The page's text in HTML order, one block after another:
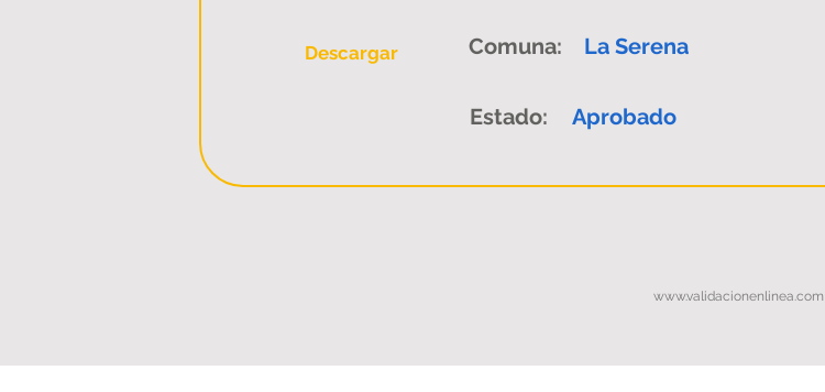
Descargar Comuna: La Serena
Estado: Aprobado
www.validacionenlinea.com